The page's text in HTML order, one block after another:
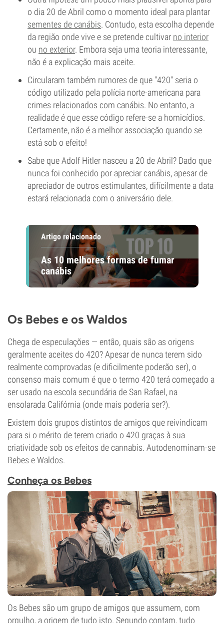
o dia 20 de Abril como o momento ideal para plantar
sementes de canábis. Contudo, esta escolha depende
da região onde vive e se pretende cultivar no interior
ou no exterior. Embora seja uma teoria interessante,
não é a explicação mais aceite.
Circularam também rumores de que "420" seria o
código utilizado pela polícia norte-americana para
crimes relacionados com canábis. No entanto, a
realidade é que esse código refere-se a homicídios.
Certamente, não é a melhor associação quando se
está sob o efeito!
Sabe que Adolf Hitler nasceu a 20 de Abril? Dado que
nunca foi conhecido por apreciar canábis, apesar de
apreciador de outros estimulantes, difícilmente a data
estará relacionada com o aniversário dele.
Artigo relacionado
As 10 melhores formas de fumar
canábis
Os Bebes e os Waldos
Chega de especulações — então, quais são as origens
geralmente aceites do 420? Apesar de nunca terem sido
realmente comprovadas (e dificilmente poderão ser), o
consenso mais comum é que o termo 420 terá começado a
ser usado na escola secundária de San Rafael, na
ensolarada Califórnia (onde mais poderia ser?).
Existem dois grupos distintos de amigos que reivindicam
para si o mérito de terem criado o 420 graças à sua
criatividade sob os efeitos de cannabis. Autodenominam-se
Bebes e Waldos.
Conheça os Bebes
Os Bebes são um grupo de amigos que assumem, com
orgulho, a origem de tudo isto. Segundo contam, tudo